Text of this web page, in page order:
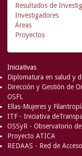
Resultados de
Investigadores
Áreas
Proyectos
Iniciativas
Diplomatura en salud y
Dirección y Gestión de
OSFL
Ellas-Mujeres y
ITF - Iniciativa
OSSyR - Observatorio
Proyecto ATICA
REDAAS - Red de